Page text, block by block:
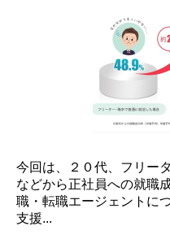
今回は、２０代、フリー
などから正社員への就職
職・転職エージェントに
支援...